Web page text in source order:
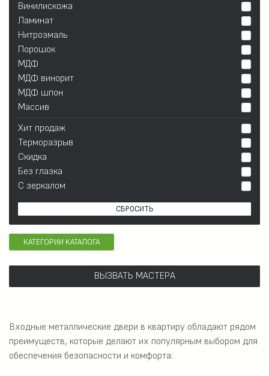
Винилискожа
Ламинат
Нитроэмаль
Порошок
МДФ
МДФ винорит
МДФ шпон
Массив
Хит продаж
Терморазрыв
Скидка
Без глазка
С зеркалом
СБРОСИТЬ
КАТЕГОРИИ КАТАЛОГА
ВЫЗВАТЬ МАСТЕРА
Входные металлические двери в квартиру обладают рядом
преимуществ, которые делают их популярным выбором для
обеспечения безопасности и комфорта: